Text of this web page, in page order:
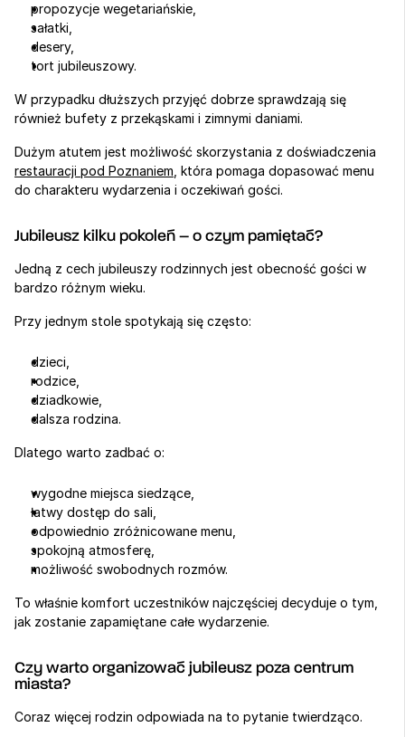
propozycje wegetariańskie,
sałatki,
desery,
tort jubileuszowy.
W przypadku dłuższych przyjęć dobrze sprawdzają się
również bufety z przekąskami i zimnymi daniami.
restauracji pod Poznaniem , która pomaga dopasować menu
do charakteru wydarzenia i oczekiwań gości.
Jubileusz kilku pokoleń – o czym pamiętać?
Jedną z cech jubileuszy rodzinnych jest obecność gości w
bardzo różnym wieku.
Przy jednym stole spotykają się często:
dzieci,
rodzice,
dziadkowie,
dalsza rodzina.
Dlatego warto zadbać o:
wygodne miejsca siedzące,
łatwy dostęp do sali,
odpowiednio zróżnicowane menu,
spokojną atmosferę,
możliwość swobodnych rozmów.
To właśnie komfort uczestników najczęściej decyduje o tym,
jak zostanie zapamiętane całe wydarzenie.
Czy warto organizować jubileusz poza centrum
miasta?
Coraz więcej rodzin odpowiada na to pytanie twierdząco.